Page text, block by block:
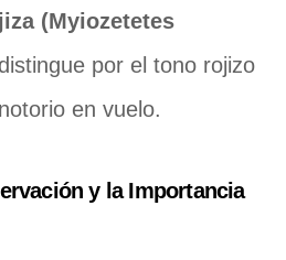
(Myiozetetes
por el tono rojizo
en vuelo.
y la Importancia